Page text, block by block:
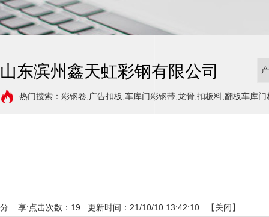
山东滨州鑫天虹彩钢有限公司
热门搜索：彩钢卷,广告扣板,车库门彩钢带,龙骨,扣板料,翻板车库
点击次数： 19 更新时间：21/10/10 13:42:10 【关闭】
分 享: